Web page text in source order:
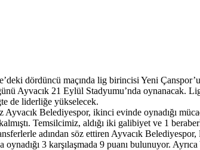
dördüncü maçında lig birincisi Yeni Çanspor’u
Ayvacık 21 Eylül Stadyumu’nda oynanacak.
de liderliğe yükselecek.
Belediyespor, ikinci evinde oynadığı
Temsilcimiz, aldığı iki galibiyet ve 1
adından söz ettiren Ayvacık
3 karşılaşmada 9 puanı bulunuyor.